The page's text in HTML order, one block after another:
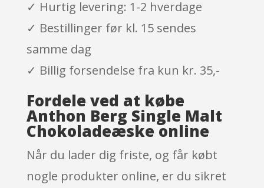
✓ Hurtig levering: 1-2 hverdage
✓ Bestillinger før kl. 15 sendes
samme dag
✓ Billig forsendelse fra kun kr. 35,-
Fordele ved at købe
Anthon Berg Single Malt
Chokoladeæske online
Når du lader dig friste, og får købt
nogle produkter online, er du sikret